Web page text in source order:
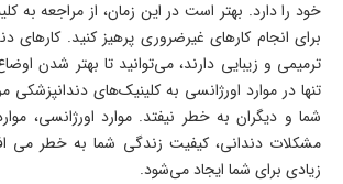
خود را دارد. بهتر است در این زمان، از مراجعه به
برای انجام کارهای غیرضروری پرهیز کنید. کارهای
ترمیمی و زیبایی دارند، می‌توانید تا بهتر شدن
تنها در موارد اورژانسی به کلینیک‌های دندانپزشکی
شما و دیگران به خطر نیفتد. موارد اورژانسی،
مشکلات دندانی، کیفیت زندگی شما به خطر می
زیادی برای شما ایجاد می‌شود.